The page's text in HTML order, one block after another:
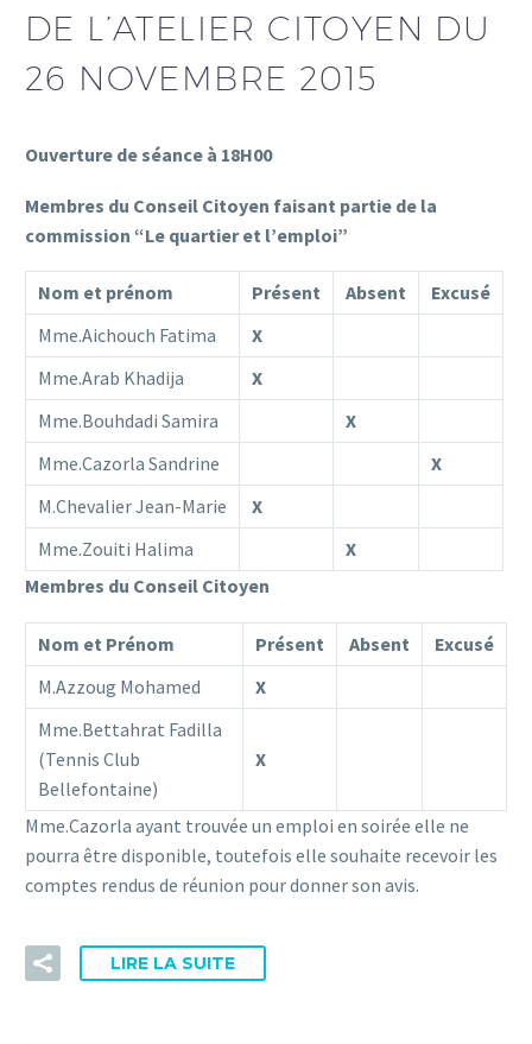
DE L’ATELIER CITOYEN DU
26 NOVEMBRE 2015
Ouverture de séance à 18H00
Membres du Conseil Citoyen faisant partie de la
commission “Le quartier et l’emploi”
Nom et prénom Présent Absent
Excusé
Mme.Aichouch Fatima
X
Mme.Arab Khadija
X
Mme.Bouhdadi Samira
X
Mme.Cazorla Sandrine
X
M.Chevalier Jean-Marie
X
Mme.Zouiti Halima
X
Membres du Conseil Citoyen
Nom et Prénom Présent Absent
Excusé
M.Azzoug Mohamed
X
Mme.Bettahrat Fadilla
(Tennis Club
Bellefontaine)
X
Mme.Cazorla ayant trouvée un emploi en soirée elle ne
pourra être disponible, toutefois elle souhaite recevoir les
comptes rendus de réunion pour donner son avis.
LIRE LA SUITE